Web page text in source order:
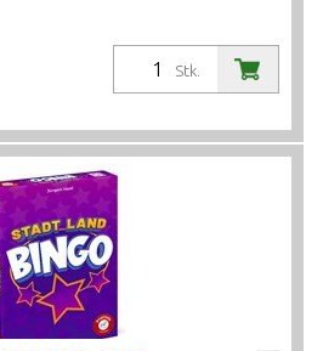
Stk.